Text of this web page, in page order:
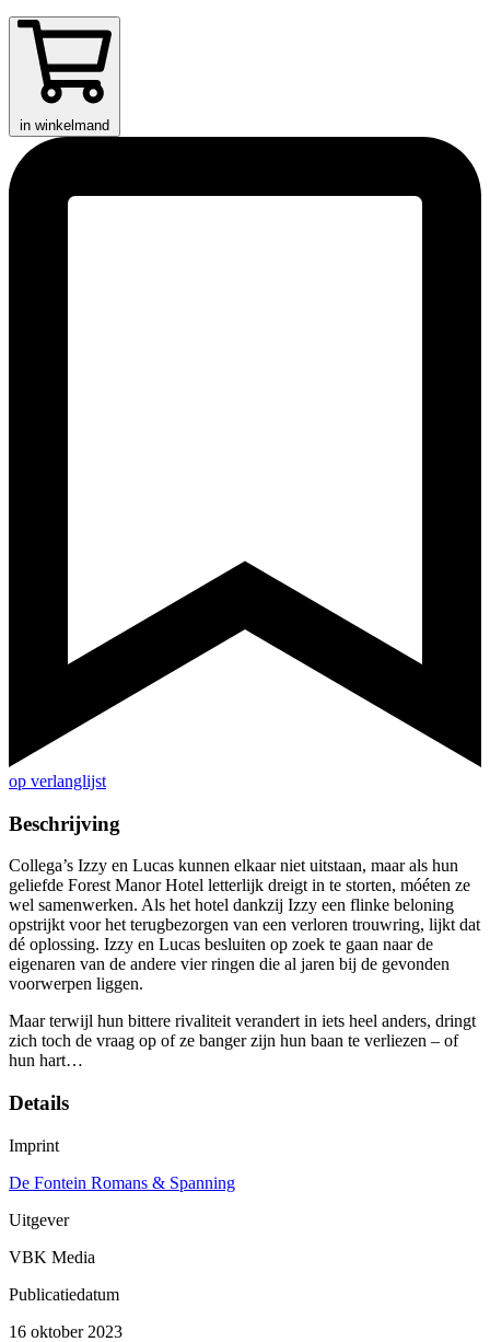
in winkelmand
op verlanglijst
Beschrijving
Collega’s Izzy en Lucas kunnen elkaar niet uitstaan, maar als hun
geliefde Forest Manor Hotel letterlijk dreigt in te storten, móéten ze
wel samenwerken. Als het hotel dankzij Izzy een flinke beloning
opstrijkt voor het terugbezorgen van een verloren trouwring, lijkt dat
dé oplossing. Izzy en Lucas besluiten op zoek te gaan naar de
eigenaren van de andere vier ringen die al jaren bij de gevonden
voorwerpen liggen.
Maar terwijl hun bittere rivaliteit verandert in iets heel anders, dringt
zich toch de vraag op of ze banger zijn hun baan te verliezen – of
hun hart…
Details
Imprint
De Fontein Romans & Spanning
Uitgever
VBK Media
Publicatiedatum
16 oktober 2023